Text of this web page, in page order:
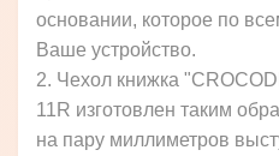
основании, которое по
Ваше устройство.
2. Чехол книжка
11R изготовлен таким
на пару миллиметров